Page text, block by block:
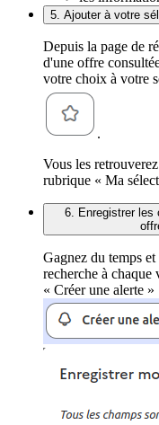
5. Ajouter à votre
Depuis la page de
d'une offre
votre choix à votre
.
Vous les
rubrique « Ma
6. Enregistrer les
Gagnez du temps
recherche à
« Créer une alerte »